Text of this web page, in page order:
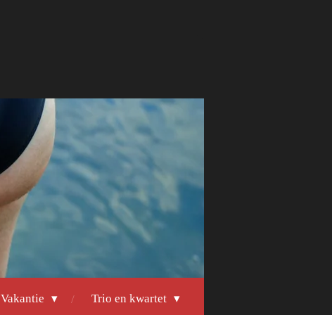
Vakantie Trio en kwartet